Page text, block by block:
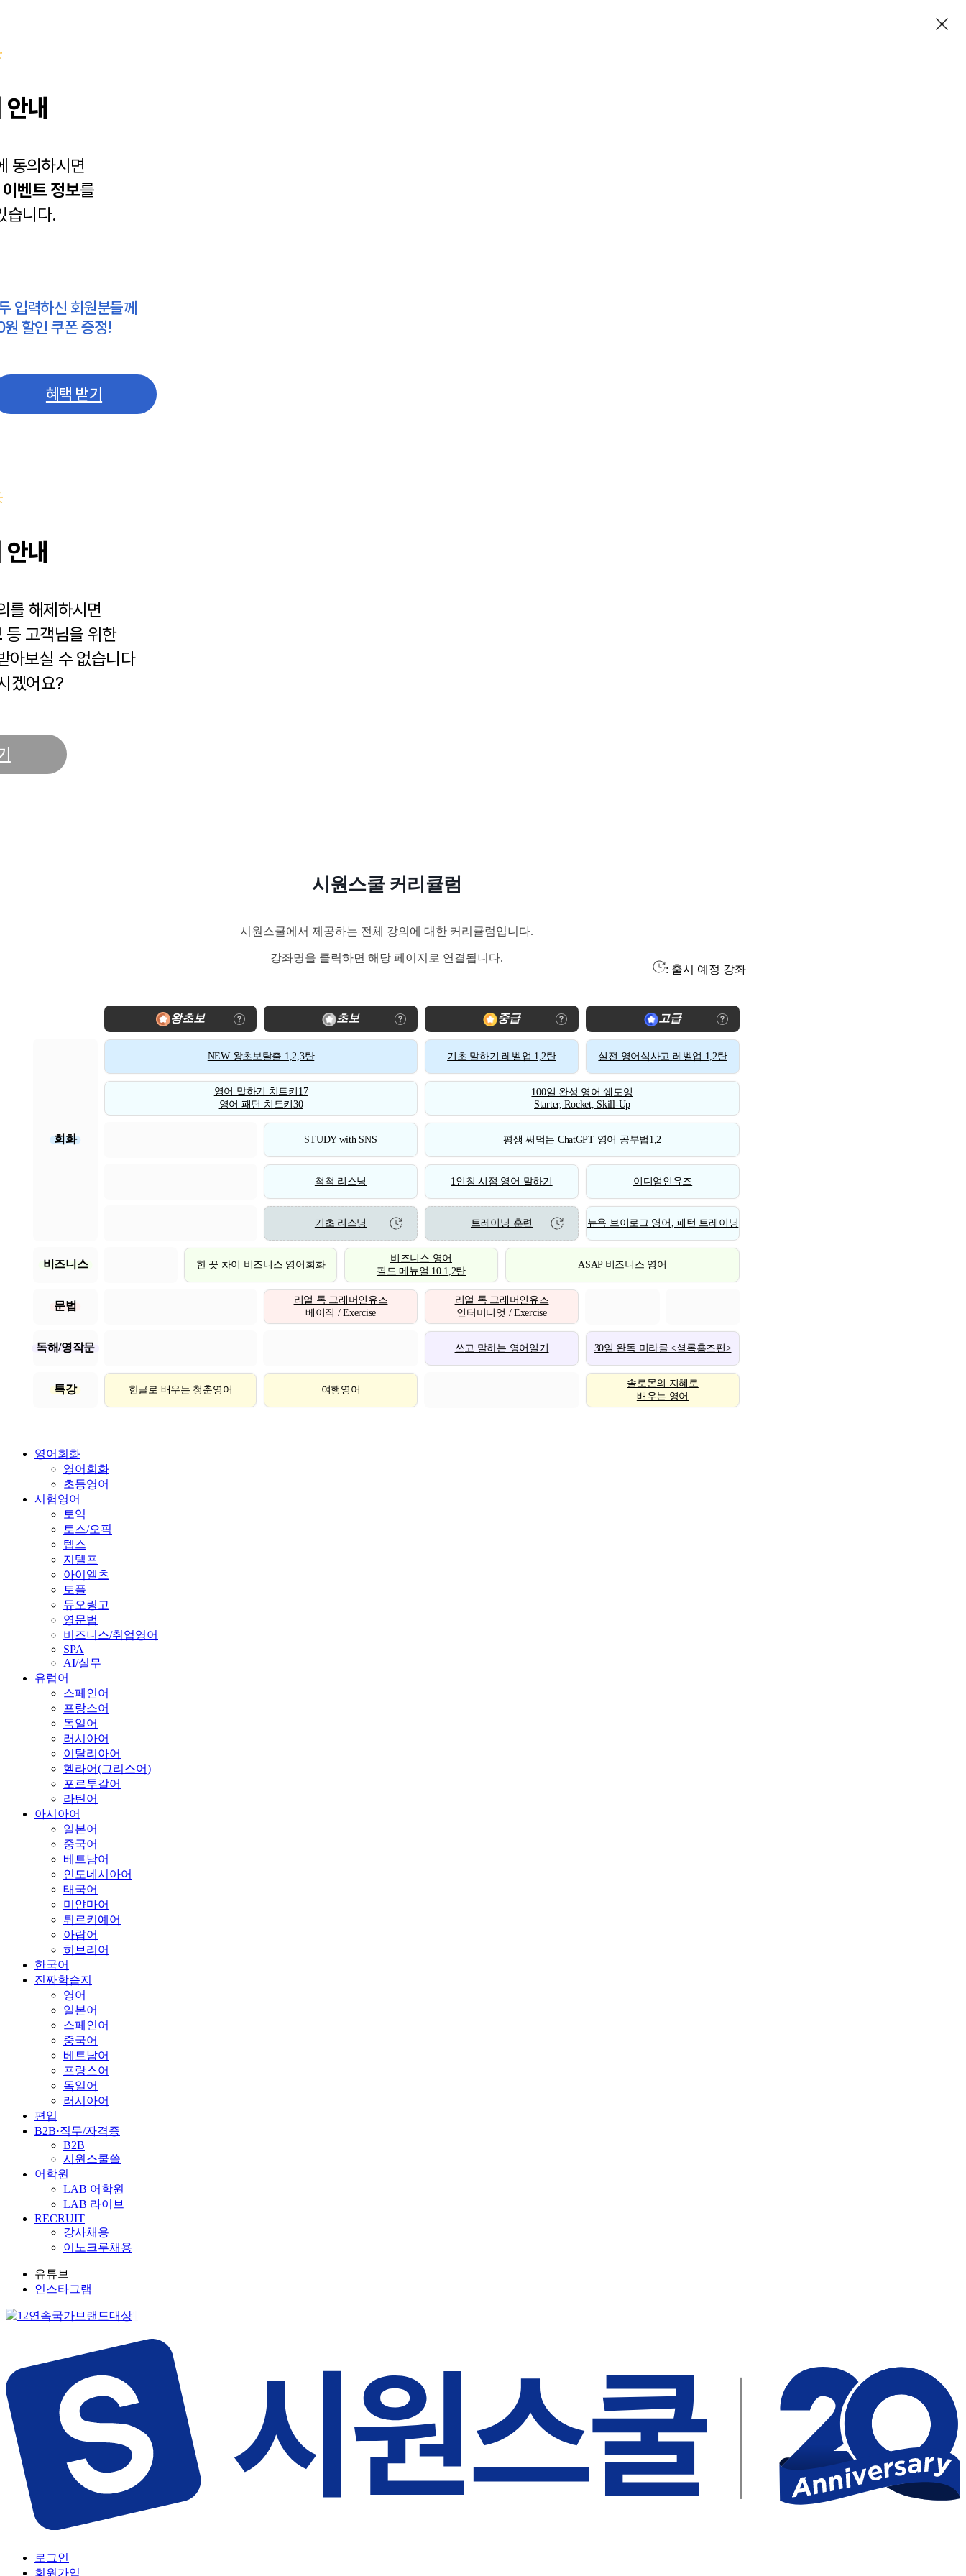
내
동의하시면
이벤트 정보를
습니다.
입력하신 회원분들께
할인 쿠폰 증정!
혜택 받기
내
를 해제하시면
등 고객님을 위한
아보실 수 없습니다
겠어요?
시원스쿨 커리큘럼
시원스쿨에서 제공하는 전체 강의에 대한 커리큘럼입니다.
강좌명을 클릭하면 해당 페이지로 연결됩니다.
: 출시 예정 강좌
왕초보 초보 중급 고급
회화
NEW 왕초보탈출 1,2,3탄 기초 말하기 레벨업 1,2탄 실전 영어식사고 레벨업 1,2탄
영어 말하기 치트키17
영어 패턴 치트키30
100일 완성 영어 쉐도잉
Starter, Rocket, Skill-Up
STUDY with SNS 평생 써먹는 ChatGPT 영어 공부법1,2
척척 리스닝 1인칭 시점 영어 말하기 이디엄인유즈
기초 리스닝 트레이닝 훈련 뉴욕 브이로그 영어, 패턴 트레이닝
비즈니스 한 끗 차이 비즈니스 영어회화
비즈니스 영어
필드 메뉴얼 10 1,2탄
ASAP 비즈니스 영어
문법
리얼 톡 그래머인유즈
베이직 / Exercise
리얼 톡 그래머인유즈
인터미디엇 / Exercise
독해/영작문 쓰고 말하는 영어일기 30일 완독 미라클 <셜록홈즈편>
특강 한글로 배우는 청춘영어 여행영어
솔로몬의 지혜로
배우는 영어
영어회화
영어회화
초등영어
시험영어
토익
토스/오픽
텝스
지텔프
아이엘츠
토플
듀오링고
영문법
비즈니스/취업영어
SPA
AI/실무
유럽어
스페인어
프랑스어
독일어
러시아어
이탈리아어
헬라어(그리스어)
포르투갈어
라틴어
아시아어
일본어
중국어
베트남어
인도네시아어
태국어
미얀마어
튀르키예어
아랍어
히브리어
한국어
진짜학습지
영어
일본어
스페인어
중국어
베트남어
프랑스어
독일어
러시아어
편입
B2B·직무/자격증
B2B
시원스쿨쓸
어학원
LAB 어학원
LAB 라이브
RECRUIT
강사채용
이노크루채용
유튜브
인스타그램
로그인
회원가입